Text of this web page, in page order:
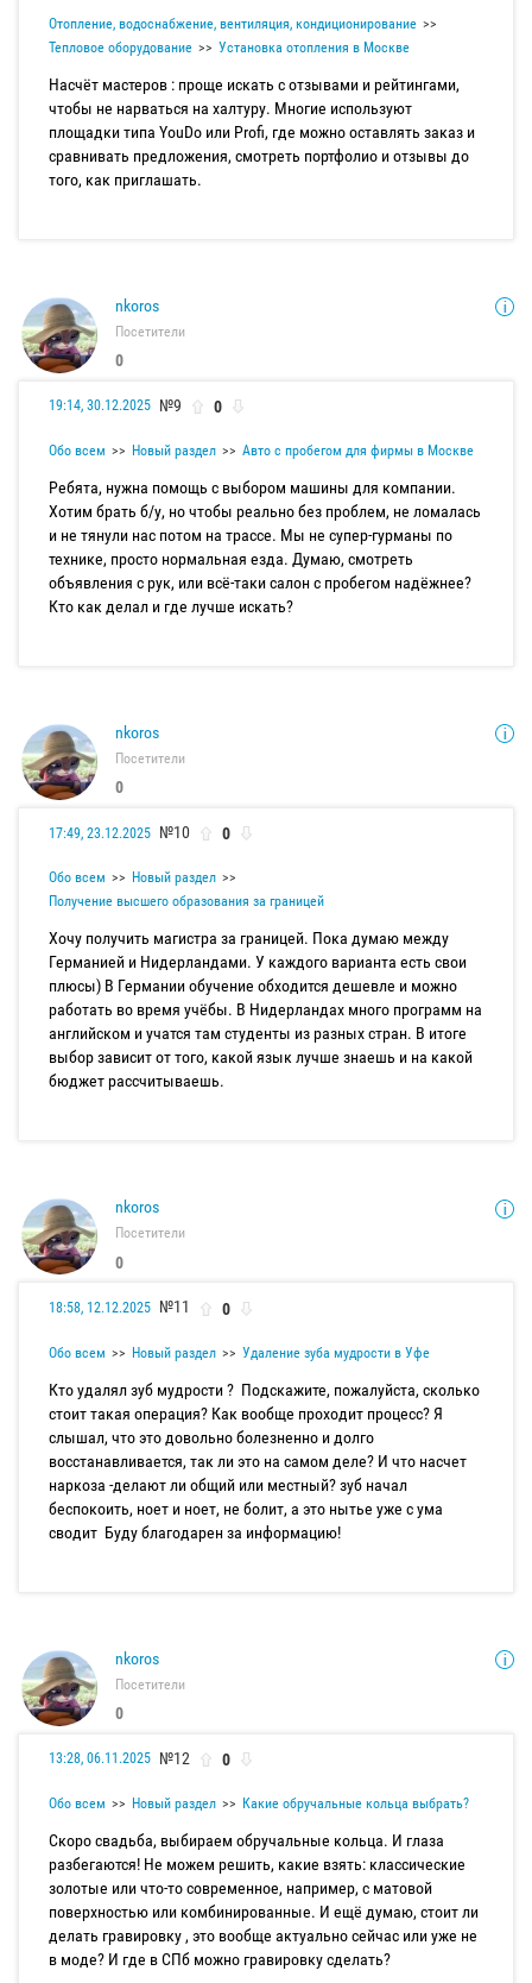
Отопление, водоснабжение, вентиляция, кондиционирование
Тепловое оборудование
Установка отопления в Москве
Насчёт мастеров : проще искать с отзывами и рейтингами,
чтобы не нарваться на халтуру. Многие используют
площадки типа YouDo или Profi, где можно оставлять заказ и
сравнивать предложения, смотреть портфолио и отзывы до
того, как приглашать.
nkoros
Посетители
0
19:14, 30.12.2025 №9 0
Обо всем Новый раздел Авто с пробегом для фирмы в Москве
Ребята, нужна помощь с выбором машины для компании.
Хотим брать б/у, но чтобы реально без проблем, не ломалась
и не тянули нас потом на трассе. Мы не супер-гурманы по
технике, просто нормальная езда. Думаю, смотреть
объявления с рук, или всё-таки салон с пробегом надёжнее?
Кто как делал и где лучше искать?
nkoros
Посетители
0
17:49, 23.12.2025 №10 0
Обо всем
Новый раздел
Получение высшего образования за границей
Хочу получить магистра за границей. Пока думаю между
Германией и Нидерландами. У каждого варианта есть свои
плюсы) В Германии обучение обходится дешевле и можно
работать во время учёбы. В Нидерландах много программ на
английском и учатся там студенты из разных стран. В итоге
выбор зависит от того, какой язык лучше знаешь и на какой
бюджет рассчитываешь.
nkoros
Посетители
0
18:58, 12.12.2025 №11 0
Обо всем Новый раздел Удаление зуба мудрости в Уфе
Кто удалял зуб мудрости ? Подскажите, пожалуйста, сколько
стоит такая операция? Как вообще проходит процесс? Я
слышал, что это довольно болезненно и долго
восстанавливается, так ли это на самом деле? И что насчет
наркоза -делают ли общий или местный? зуб начал
беспокоить, ноет и ноет, не болит, а это нытье уже с ума
сводит Буду благодарен за информацию!
nkoros
Посетители
0
13:28, 06.11.2025 №12 0
Обо всем Новый раздел Какие обручальные кольца выбрать?
Скоро свадьба, выбираем обручальные кольца. И глаза
разбегаются! Не можем решить, какие взять: классические
золотые или что-то современное, например, с матовой
поверхностью или комбинированные. И ещё думаю, стоит ли
делать гравировку , это вообще актуально сейчас или уже не
в моде? И где в СПб можно гравировку сделать?